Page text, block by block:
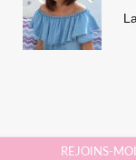
REJOINS-